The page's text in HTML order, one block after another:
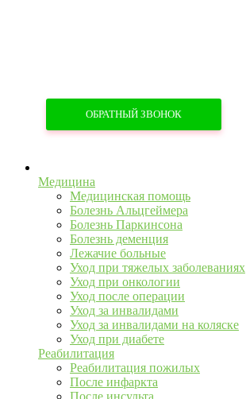
ОБРАТНЫЙ ЗВОНОК
Медицина
Медицинская помощь
Болезнь Альцгеймера
Болезнь Паркинсона
Болезнь деменция
Лежачие больные
Уход при тяжелых заболеваниях
Уход при онкологии
Уход после операции
Уход за инвалидами
Уход за инвалидами на коляске
Уход при диабете
Реабилитация
Реабилитация пожилых
После инфаркта
После инсульта